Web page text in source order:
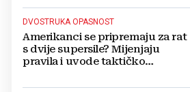
DVOSTRUKA OPASNOST
Amerikanci se pripremaju za rat
s dvije supersile? Mijenjaju
pravila i uvode taktičko